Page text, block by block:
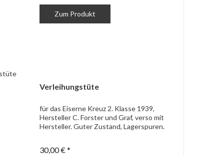
Zum Produkt
Verleihungstüte
für das Eiserne Kreuz 2. Klasse 1939,
Hersteller C. Forster und Graf, verso mit
Hersteller. Guter Zustand, Lagerspuren.
30,00 € *